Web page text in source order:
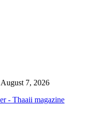
7, 2026
- Thaaii magazine